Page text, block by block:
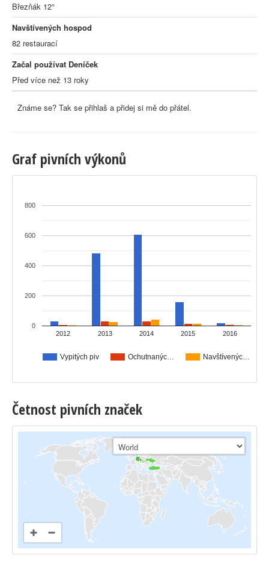
Březňák 12°
Navštívených hospod
82 restaurací
Začal používat Deníček
Před více než 13 roky
Známe se? Tak se přihlaš a přidej si mě do přátel.
Graf pivních výkonů
Vypitých piv Ochutnanýc… Navštívenýc…
2012 2013 2014 2015 2016
0
200
400
600
800
Četnost pivních značek